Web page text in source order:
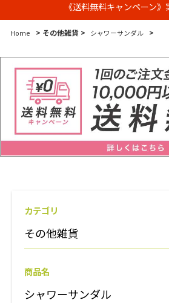
《送料無料キャンペーン》
Home > その他雑貨 > シャワーサンダル >
カテゴリ
その他雑貨
商品名
シャワーサンダル